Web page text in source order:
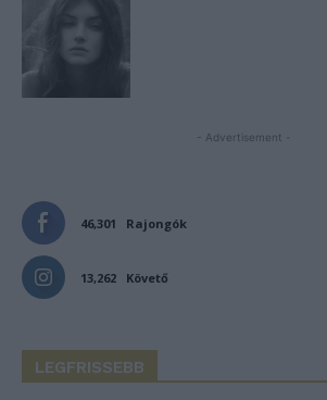
- Advertisement -
46,301 Rajongók
13,262 Követő
LEGFRISSEBB